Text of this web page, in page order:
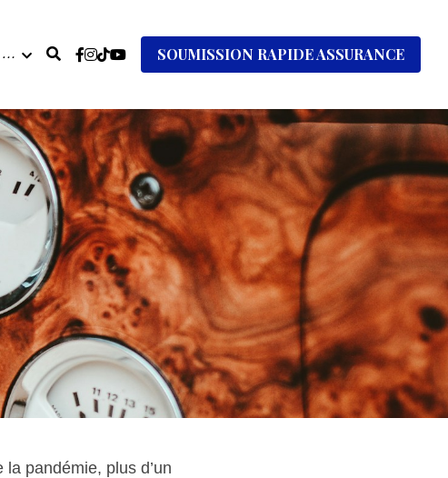
… SOUMISSION RAPIDE ASSURANCE
pandémie, plus d’un